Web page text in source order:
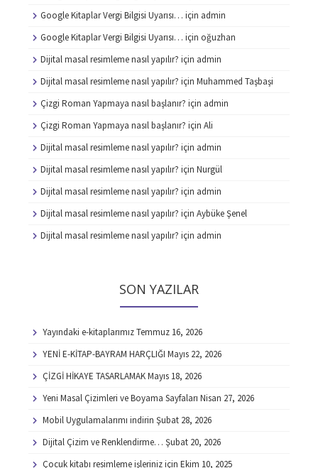
Google Kitaplar Vergi Bilgisi Uyarısı… için admin
Google Kitaplar Vergi Bilgisi Uyarısı… için oğuzhan
Dijital masal resimleme nasıl yapılır? için admin
Dijital masal resimleme nasıl yapılır? için Muhammed Taşbaşi
Çizgi Roman Yapmaya nasıl başlanır? için admin
Çizgi Roman Yapmaya nasıl başlanır? için Ali
Dijital masal resimleme nasıl yapılır? için admin
Dijital masal resimleme nasıl yapılır? için Nurgül
Dijital masal resimleme nasıl yapılır? için admin
Dijital masal resimleme nasıl yapılır? için Aybüke Şenel
Dijital masal resimleme nasıl yapılır? için admin
SON YAZILAR
Yayındaki e-kitaplarımızTemmuz 16, 2026
YENİ E-KİTAP-BAYRAM HARÇLIĞI Mayıs 22, 2026
ÇİZGİ HİKAYE TASARLAMAKMayıs 18, 2026
Yeni Masal Çizimleri ve Boyama Sayfaları Nisan 27, 2026
Mobil Uygulamalarımı indirin Şubat 28, 2026
Dijital Çizim ve Renklendirme… Şubat 20, 2026
Çocuk kitabı resimleme işleriniz için Ekim 10, 2025